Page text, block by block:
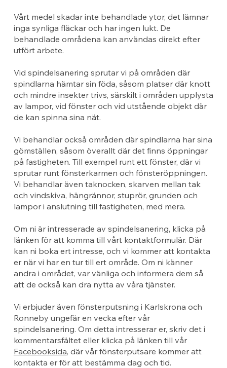
Vårt medel skadar inte behandlade ytor, det lämnar
inga synliga fläckar och har ingen lukt. De
behandlade områdena kan användas direkt efter
utfört arbete.
Vid spindelsanering sprutar vi på områden där
spindlarna hämtar sin föda, såsom platser där knott
och mindre insekter trivs, särskilt i områden upplysta
av lampor, vid fönster och vid utstående objekt där
de kan spinna sina nät.
Vi behandlar också områden där spindlarna har sina
gömställen, såsom överallt där det finns öppningar
på fastigheten. Till exempel runt ett fönster, där vi
sprutar runt fönsterkarmen och fönsteröppningen.
Vi behandlar även taknocken, skarven mellan tak
och vindskiva, hängrännor, stuprör, grunden och
lampor i anslutning till fastigheten, med mera.
Om ni är intresserade av spindelsanering, klicka på
länken för att komma till vårt kontaktformulär. Där
kan ni boka ert intresse, och vi kommer att kontakta
er när vi har en tur till ert område. Om ni känner
andra i området, var vänliga och informera dem så
att de också kan dra nytta av våra tjänster.
Vi erbjuder även fönsterputsning i Karlskrona och
Ronneby ungefär en vecka efter vår
spindelsanering. Om detta intresserar er, skriv det i
kommentarsfältet eller klicka på länken till vår
Facebooksida, där vår fönsterputsare kommer att
kontakta er för att bestämma dag och tid.